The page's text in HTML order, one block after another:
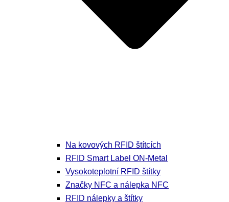
Na kovových RFID štítcích
RFID Smart Label ON-Metal
Vysokoteplotní RFID štítky
Značky NFC a nálepka NFC
RFID nálepky a štítky